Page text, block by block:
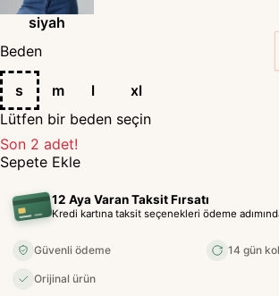
siyah
Beden
s m l
xl
Lütfen bir beden seçin
Son 2 adet!
Sepete Ekle
12 Aya Varan Taksit Fırsatı
Kredi kartına taksit seçenekleri ödeme
Güvenli ödeme 14 gün
Orijinal ürün